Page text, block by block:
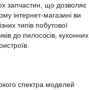
запчастин, що дозволяє
інтернет-магазині ви
типів побутової
до пилососів, кухонних
спектра моделей